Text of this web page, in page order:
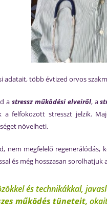
adatait, több évtized orvos
astressz működési elveiről, a
felfokozott stresszt jelzik.
növelheti.
nem megfelelő
és még hosszasan
és technikákkal,
működés tüneteit,